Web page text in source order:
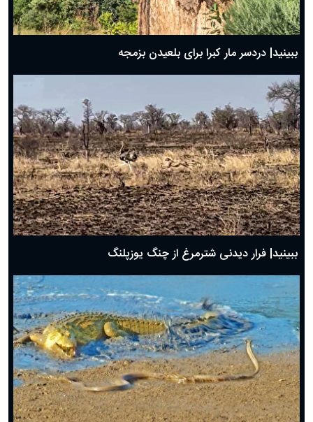
ببینید| دردسر مار کبرا برای بلعیدن بزمجه
ببینید| فرار دیدنی شترمرغ از چنگ یوزپلنگ